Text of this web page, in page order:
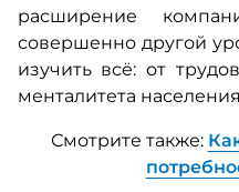
расширение
совершенно другой
изучить всё: от
менталитета
Смотрите также: